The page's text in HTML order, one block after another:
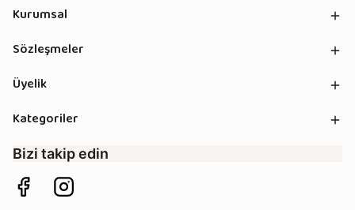
Kurumsal
Sözleşmeler
Üyelik
Kategoriler
Bizi takip edin